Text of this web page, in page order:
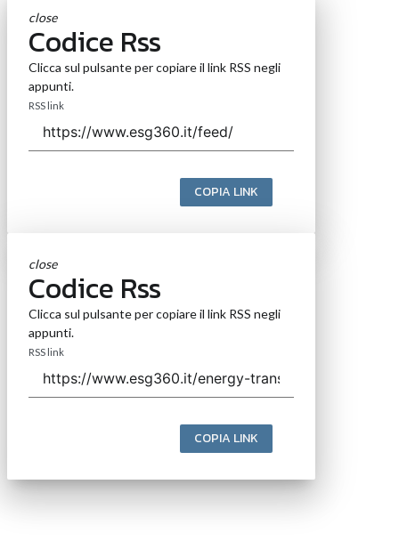
close
Codice Rss
Clicca sul pulsante per copiare il link RSS negli
appunti.
RSS link
COPIA LINK
close
Codice Rss
Clicca sul pulsante per copiare il link RSS negli
appunti.
RSS link
COPIA LINK